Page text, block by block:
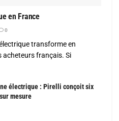
en France
0
transforme en
acheteurs français. Si
électrique : Pirelli conçoit six
mesure